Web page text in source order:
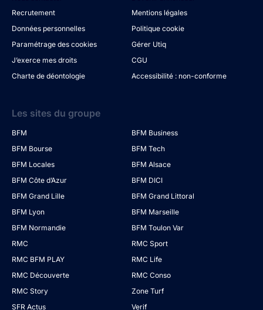
Recrutement
Mentions légales
Données personnelles
Politique cookie
Paramétrage des cookies
Gérer Utiq
J’exerce mes droits
CGU
Charte de déontologie
Accessibilité : non-conforme
Les sites du groupe
BFM
BFM Business
BFM Bourse
BFM Tech
BFM Locales
BFM Alsace
BFM Côte d’Azur
BFM DICI
BFM Grand Lille
BFM Grand Littoral
BFM Lyon
BFM Marseille
BFM Normandie
BFM Toulon Var
RMC
RMC Sport
RMC BFM PLAY
RMC Life
RMC Découverte
RMC Conso
RMC Story
Zone Turf
SFR Actus
Verif